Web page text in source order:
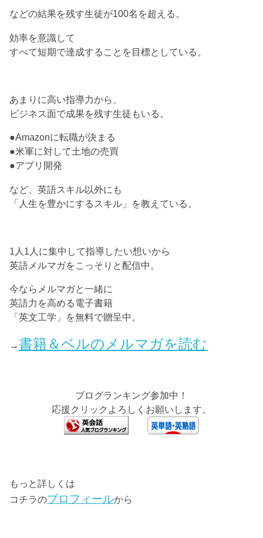
などの結果を残す生徒が100名を超える。
効率を意識して
すべて短期で達成することを目標としている。
あまりに高い指導力から、
ビジネス面で成果を残す生徒もいる。
●Amazonに転職が決まる
●米軍に対して土地の売買
●アプリ開発
など、英語スキル以外にも
「人生を豊かにするスキル」を教えている。
1人1人に集中して指導したい想いから
英語メルマガをこっそりと配信中。
今ならメルマガと一緒に
英語力を高める電子書籍
「英文工学」を無料で贈呈中。
→書籍＆ベルのメルマガを読む
ブログランキング参加中！
応援クリックよろしくお願いします。
もっと詳しくは
コチラのプロフィールから